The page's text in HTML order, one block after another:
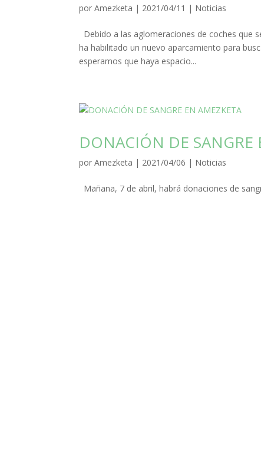
porAmezketa | 2021/04/11 | Noticias
Debido a las aglomeraciones de coches que
ha habilitado un nuevo aparcamiento para
esperamos que haya espacio...
DONACIÓN DE SANGRE
porAmezketa | 2021/04/06 | Noticias
Mañana, 7 de abril, habrá donaciones de